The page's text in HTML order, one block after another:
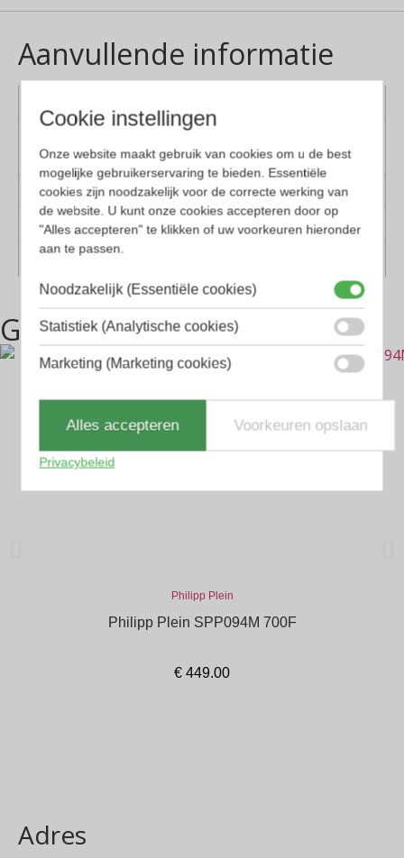
Aanvullende informatie
materiaal
Lens materiaal
Kunststof
Geschikt voor
Dames, Heren
Vorm
Gerelateerde producten
Philipp Plein
Philipp Plein SPP094M 700F
€ 449.00
Adres
Cookie instellingen
Onze website maakt gebruik van cookies om u de best
mogelijke gebruikerservaring te bieden. Essentiële
cookies zijn noodzakelijk voor de correcte werking van
de website. U kunt onze cookies accepteren door op
"Alles accepteren" te klikken of uw voorkeuren hieronder
aan te passen.
Noodzakelijk (Essentiële cookies)
Statistiek (Analytische cookies)
Marketing (Marketing cookies)
Alles accepteren Voorkeuren opslaan
Privacybeleid